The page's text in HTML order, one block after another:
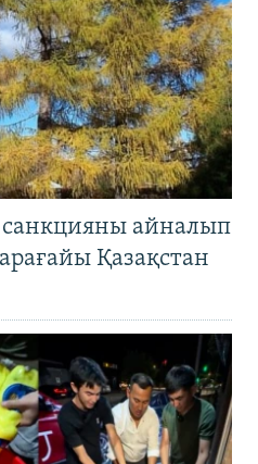
санкцияны айналып
Қазақстан